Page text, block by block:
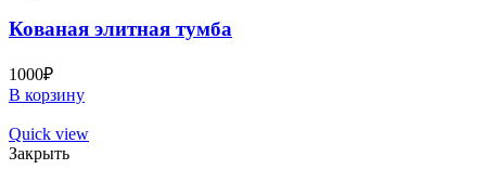
Кованая элитная тумба
1000₽
В корзину
Quick view
Закрыть